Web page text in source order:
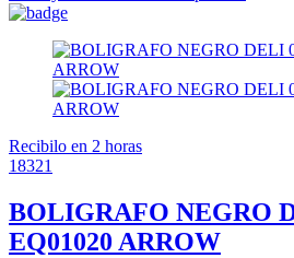
Recibilo en 2 horas
18321
BOLIGRAFO NEGRO
EQ01020 ARROW